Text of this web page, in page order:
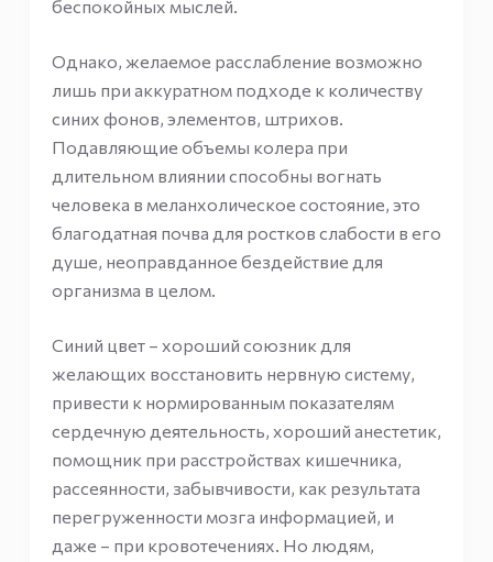
беспокойных мыслей.
Однако, желаемое расслабление возможно
лишь при аккуратном подходе к количеству
синих фонов, элементов, штрихов.
Подавляющие объемы колера при
длительном влиянии способны вогнать
человека в меланхолическое состояние, это
благодатная почва для ростков слабости в его
душе, неоправданное бездействие для
организма в целом.
Синий цвет – хороший союзник для
желающих восстановить нервную систему,
привести к нормированным показателям
сердечную деятельность, хороший анестетик,
помощник при расстройствах кишечника,
рассеянности, забывчивости, как результата
перегруженности мозга информацией, и
даже – при кровотечениях. Но людям,